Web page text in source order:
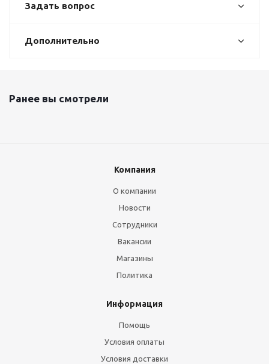
Задать вопрос
Дополнительно
Ранее вы смотрели
Компания
О компании
Новости
Сотрудники
Вакансии
Магазины
Политика
Информация
Помощь
Условия оплаты
Условия доставки